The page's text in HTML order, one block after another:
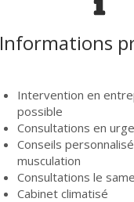
Informations
Intervention en
possible
Consultations en
Conseils
musculation
Consultations le
Cabinet climatisé